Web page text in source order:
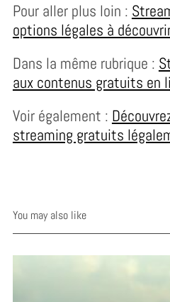
Pour aller plus loin :
options légales à découvrir
Dans la même rubrique :
aux contenus gratuits en
Voir également :
streaming gratuits
You may also like